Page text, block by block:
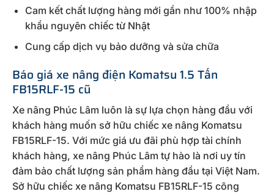
Cam kết chất lượng hàng mới gần như 100% nhập
khẩu nguyên chiếc từ Nhật
Cung cấp dịch vụ bảo dưỡng và sửa chữa
Báo giá xe nâng điện Komatsu 1.5 Tấn
FB15RLF-15 cũ
Xe nâng Phúc Lâm luôn là sự lựa chọn hàng đầu với
khách hàng muốn sở hữu chiếc xe nâng Komatsu
FB15RLF-15. Với mức giá ưu đãi phù hợp tài chính
khách hàng, xe nâng Phúc Lâm tự hào là nơi uy tín
đảm bảo chất lượng sản phẩm hàng đầu tại Việt Nam.
Sở hữu chiếc xe nâng Komatsu FB15RLF-15 công